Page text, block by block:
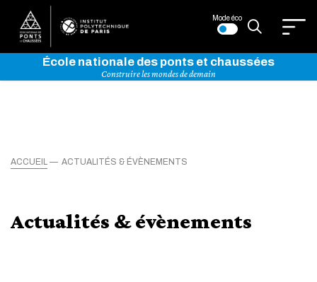
Mode éco
École nationale des ponts et chaussées
Construire les mondes de demain
ACCUEIL ACTUALITÉS & ÉVÈNEMENTS
Actualités & évènements